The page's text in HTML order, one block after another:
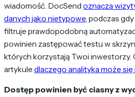
wiadomość. DocSend oznacza
danych jako nietypowe, podczas
filtruje prawdopodobną
powinien zastępować testu w
których korzystają Twoi inwestorzy.
artykule dlaczego analityka może się
Dostęp powinien być ciasny z